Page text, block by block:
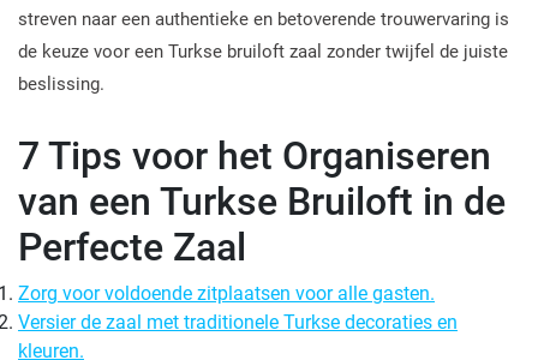
streven naar een authentieke en betoverende trouwervaring is
de keuze voor een Turkse bruiloft zaal zonder twijfel de juiste
beslissing.
7 Tips voor het Organiseren
van een Turkse Bruiloft in de
Perfecte Zaal
Zorg voor voldoende zitplaatsen voor alle gasten.
Versier de zaal met traditionele Turkse decoraties en
kleuren.